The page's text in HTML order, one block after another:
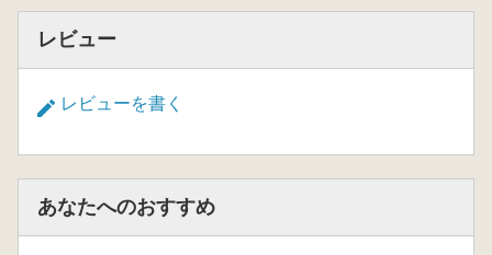
レビュー
レビューを書く
あなたへのおすすめ